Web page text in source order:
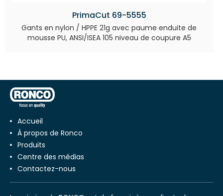
PrimaCut 69-5555
Gants en nylon / HPPE 21g avec paume enduite de
mousse PU, ANSI/ISEA 105 niveau de coupure A5
Accueil
À propos de Ronco
Produits
Centre des médias
Contactez-nous